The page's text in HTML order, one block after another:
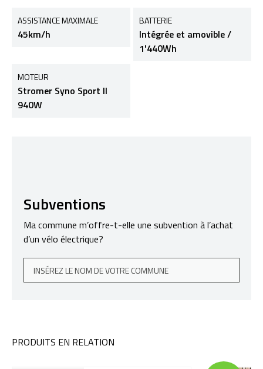
ASSISTANCE MAXIMALE
45km/h
BATTERIE
Intégrée et amovible /
1'440Wh
MOTEUR
Stromer Syno Sport II
940W
Subventions
Ma commune m’offre-t-elle une subvention à l’achat
d’un vélo électrique?
PRODUITS EN RELATION